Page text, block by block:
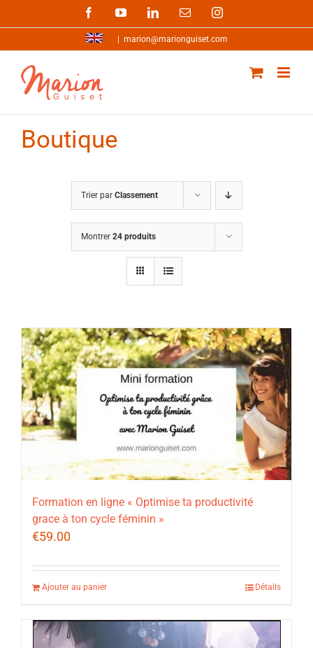
FacebookYouTubeLinkedInEmail Instagram
marion@marionguiset.com
Boutique
Trier par Classement
Montrer 24 produits
Formation en ligne « Optimise ta productivité
grace à ton cycle féminin »
€59.00
Ajouter au panier Détails